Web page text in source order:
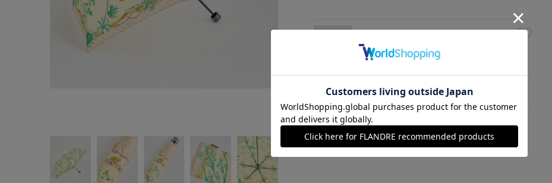
￥17,600 (税込)